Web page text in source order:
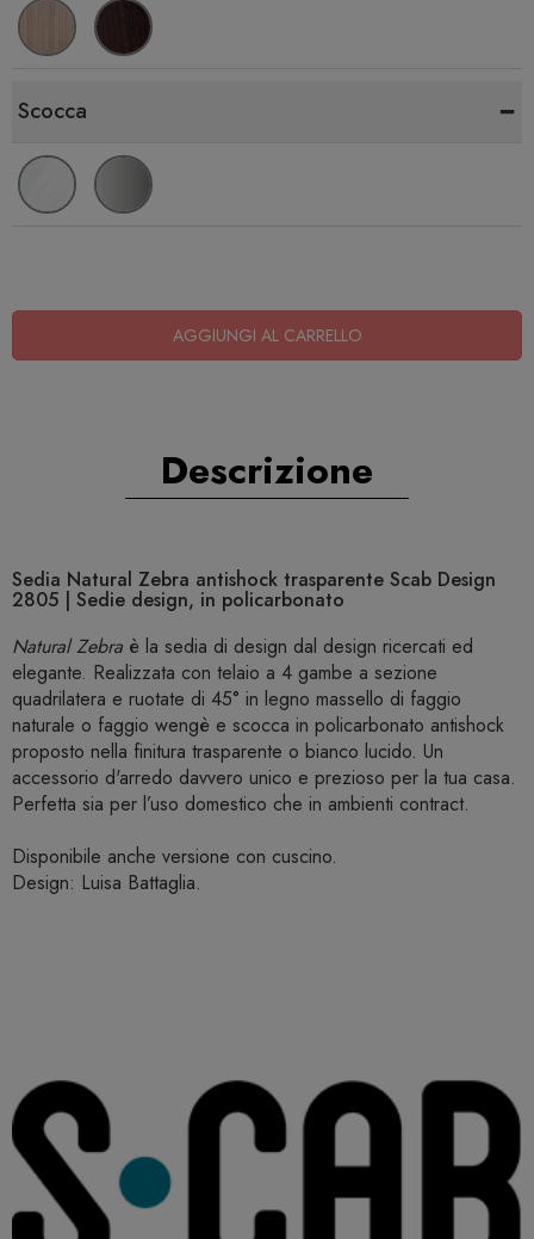
Scocca -
AGGIUNGI AL CARRELLO
Descrizione
Sedia Natural Zebra antishock trasparente Scab Design
2805 | Sedie design, in policarbonato
Natural Zebra è la sedia di design dal design ricercati ed
elegante. Realizzata con telaio a 4 gambe a sezione
quadrilatera e ruotate di 45° in legno massello di faggio
naturale o faggio wengè e scocca in policarbonato antishock
proposto nella finitura trasparente o bianco lucido. Un
accessorio d'arredo davvero unico e prezioso per la tua casa.
Perfetta sia per l’uso domestico che in ambienti contract.
Disponibile anche versione con cuscino.
Design: Luisa Battaglia.